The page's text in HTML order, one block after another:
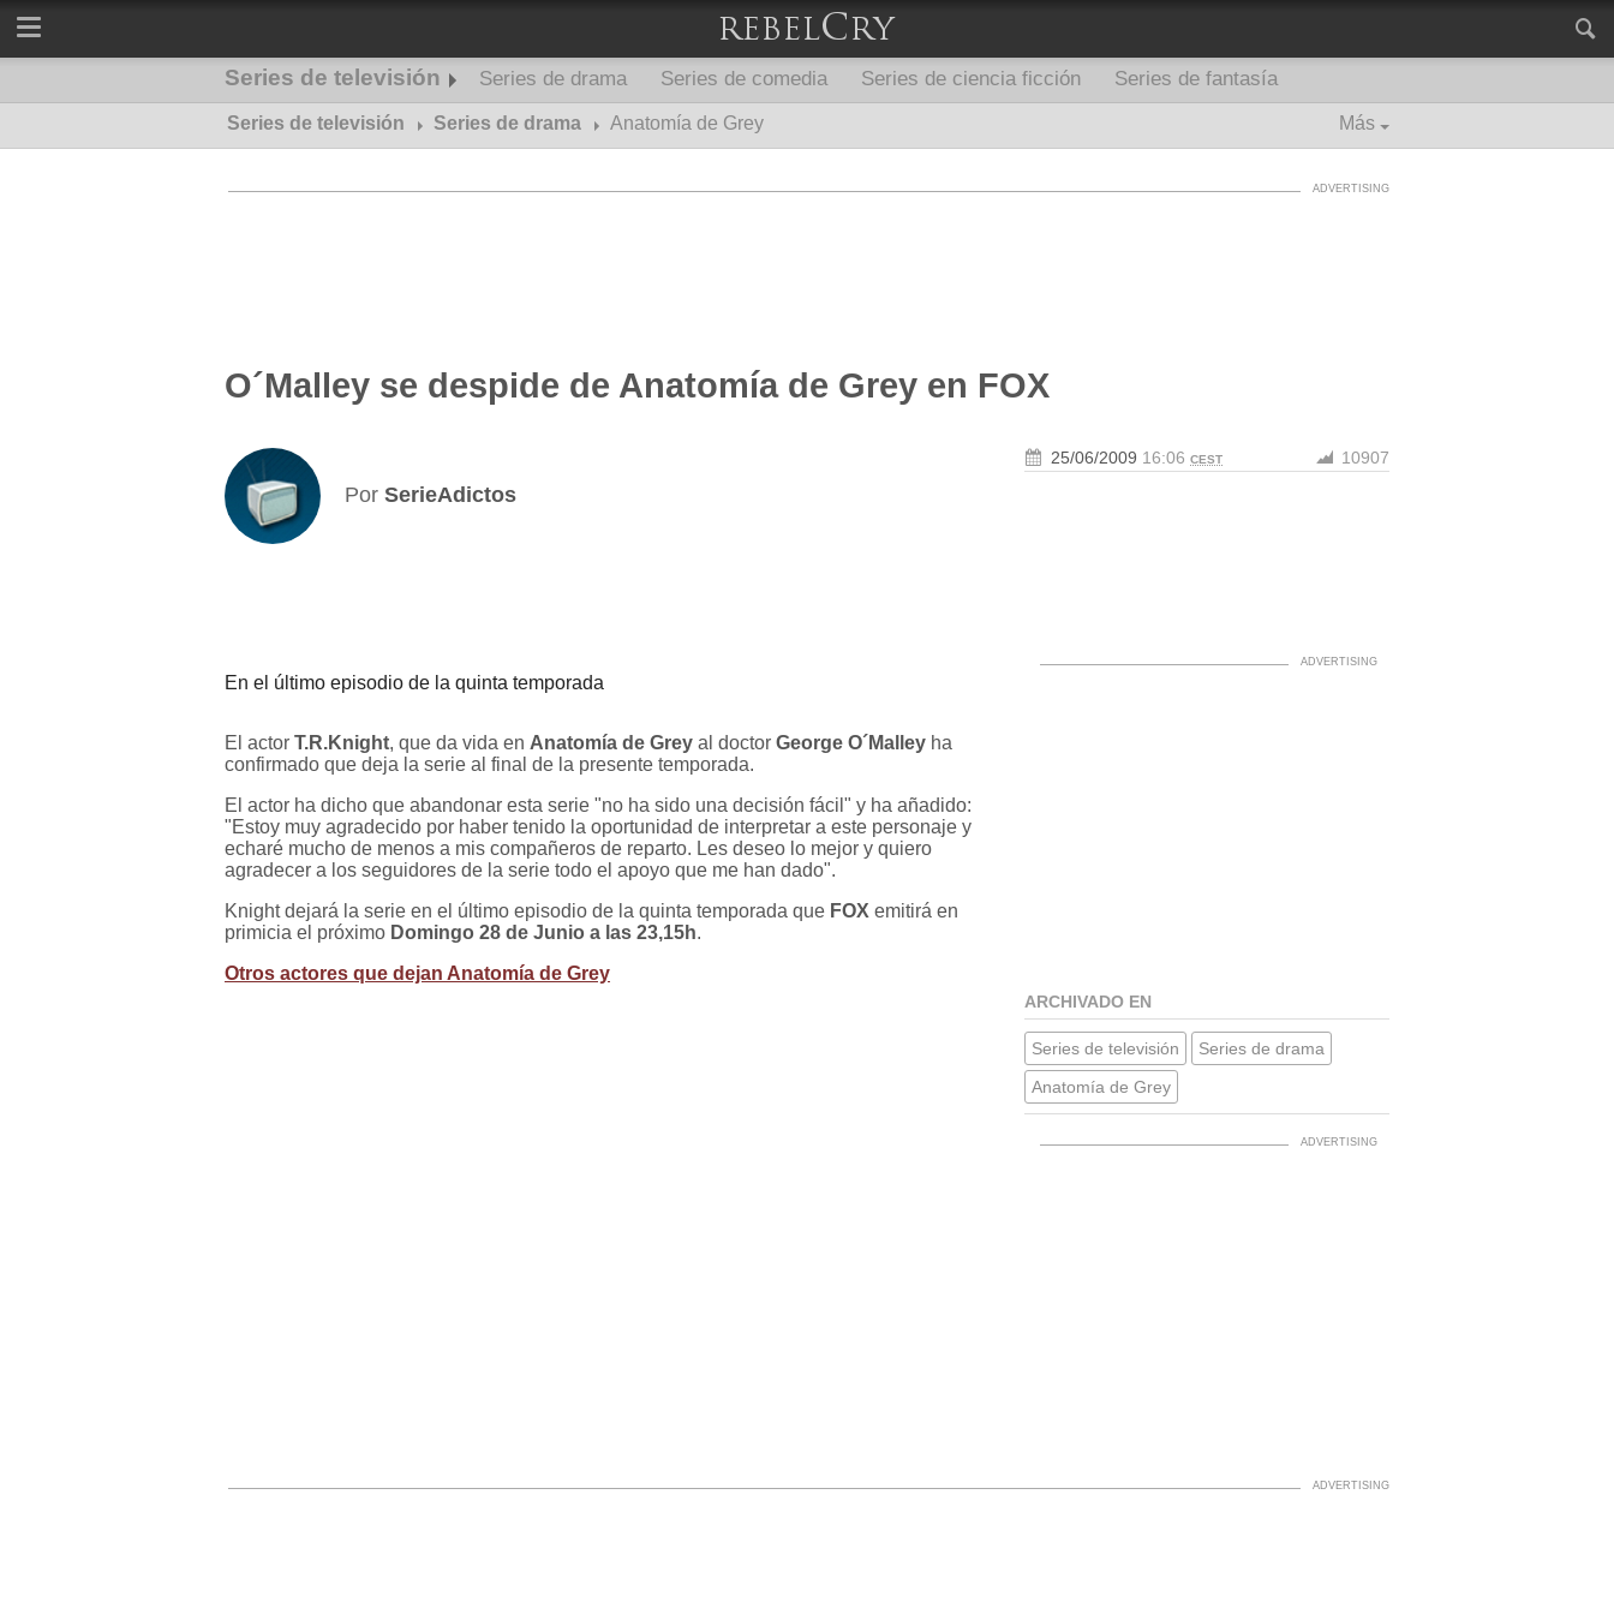
Series de televisión Series de drama Series de comedia Series de ciencia ficción
Series de fantasía
Series de misterio
Series de televisión Series de drama Anatomía de Grey Más
O´Malley se despide de Anatomía de Grey en FOX
Por SerieAdictos
25/06/2009 16:06 CEST 10907
En el último episodio de la quinta temporada
El actor T.R.Knight, que da vida en Anatomía de Grey al doctor George O´Malley ha
confirmado que deja la serie al final de la presente temporada.
El actor ha dicho que abandonar esta serie "no ha sido una decisión fácil" y ha añadido:
"Estoy muy agradecido por haber tenido la oportunidad de interpretar a este personaje y
echaré mucho de menos a mis compañeros de reparto. Les deseo lo mejor y quiero
agradecer a los seguidores de la serie todo el apoyo que me han dado".
Knight dejará la serie en el último episodio de la quinta temporada que FOX emitirá en
primicia el próximo Domingo 28 de Junio a las 23,15h.
Otros actores que dejan Anatomía de Grey
ARCHIVADO EN
Series de televisión
Series de drama
Anatomía de Grey